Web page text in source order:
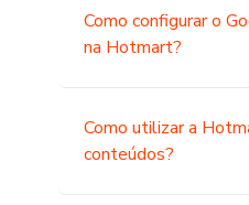
Como configurar o
na Hotmart?
Como utilizar a
conteúdos?